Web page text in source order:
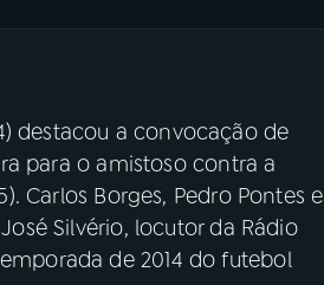
destacou a convocação de
para o amistoso contra a
Carlos Borges, Pedro Pontes e
Silvério, locutor da Rádio
de 2014 do futebol